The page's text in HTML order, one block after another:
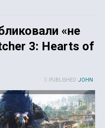
«не
3: Hearts of
PUBLISHED:JOHN
CD PROJEKT RED